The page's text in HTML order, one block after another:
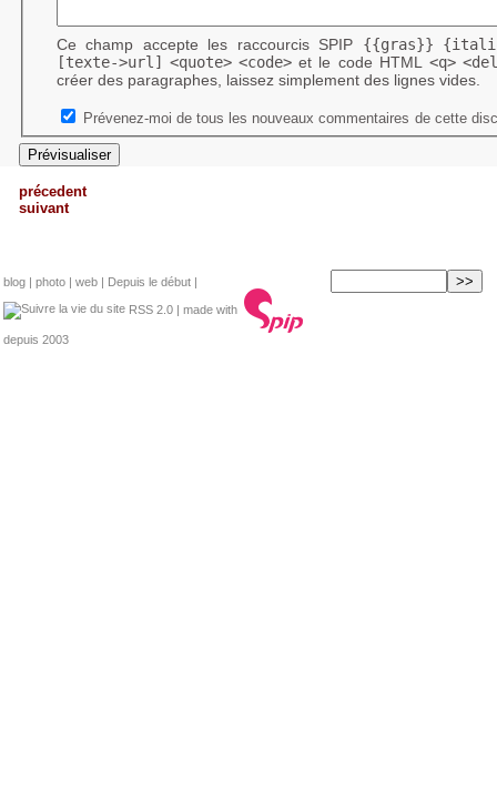
Ce champ accepte les raccourcis SPIP {{gras}}
[texte->url]
<quote> <code>et le code HTML <q>
créer des paragraphes, laissez simplement des lignes vides.
Prévenez-moi de tous les nouveaux commentaires de cette
précedent
suivant
blog photo web Depuis le début
RSS 2.0 | made with
depuis 2003